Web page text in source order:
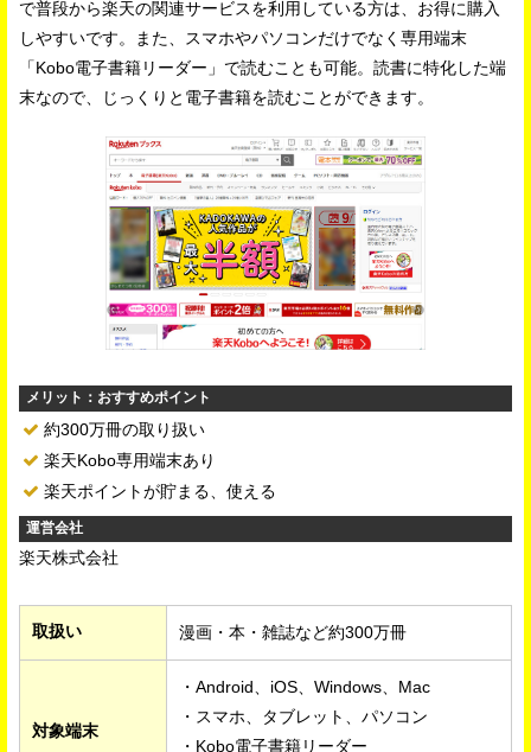
で普段から楽天の関連サービスを利用している方は、お得に購入
しやすいです。また、スマホやパソコンだけでなく専用端末
「Kobo電子書籍リーダー」で読むことも可能。読書に特化した端
末なので、じっくりと電子書籍を読むことができます。
メリット：おすすめポイント
約300万冊の取り扱い
楽天Kobo専用端末あり
楽天ポイントが貯まる、使える
運営会社
楽天株式会社
取扱い 漫画・本・雑誌など約300万冊
対象端末
・Android、iOS、Windows、Mac
・スマホ、タブレット、パソコン
・Kobo電子書籍リーダー